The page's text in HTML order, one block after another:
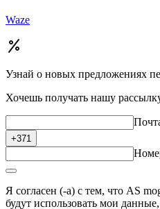
Waze
Узнай о новых предложениях
Хочешь получать нашу
+371
Я согласен (-а) с тем, что AS
будут использовать мои